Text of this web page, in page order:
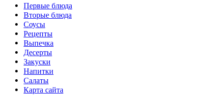
Первые блюда
Вторые блюда
Соусы
Рецепты
Выпечка
Десерты
Закуски
Напитки
Салаты
Карта сайта